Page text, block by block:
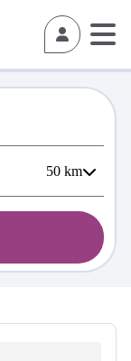
50 km